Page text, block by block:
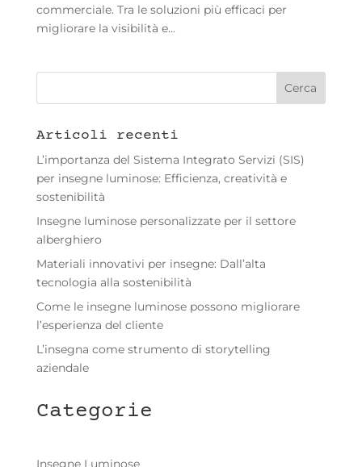
commerciale. Tra le soluzioni più efficaci per
migliorare la visibilità e...
Articoli recenti
L’importanza del Sistema Integrato Servizi (SIS)
per insegne luminose: Efficienza, creatività e
sostenibilità
Insegne luminose personalizzate per il settore
alberghiero
Materiali innovativi per insegne: Dall’alta
tecnologia alla sostenibilità
Come le insegne luminose possono migliorare
l’esperienza del cliente
L’insegna come strumento di storytelling
aziendale
Categorie